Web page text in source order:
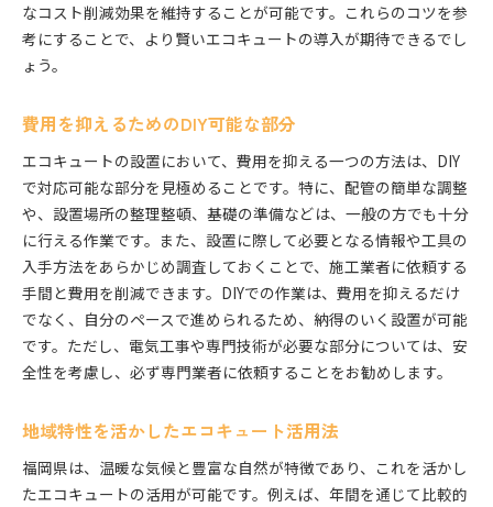
なコスト削減効果を維持することが可能です。これらのコツを参
考にすることで、より賢いエコキュートの導入が期待できるでし
ょう。
費用を抑えるためのDIY可能な部分
エコキュートの設置において、費用を抑える一つの方法は、DIY
で対応可能な部分を見極めることです。特に、配管の簡単な調整
や、設置場所の整理整頓、基礎の準備などは、一般の方でも十分
に行える作業です。また、設置に際して必要となる情報や工具の
入手方法をあらかじめ調査しておくことで、施工業者に依頼する
手間と費用を削減できます。DIYでの作業は、費用を抑えるだけ
でなく、自分のペースで進められるため、納得のいく設置が可能
です。ただし、電気工事や専門技術が必要な部分については、安
全性を考慮し、必ず専門業者に依頼することをお勧めします。
地域特性を活かしたエコキュート活用法
福岡県は、温暖な気候と豊富な自然が特徴であり、これを活かし
たエコキュートの活用が可能です。例えば、年間を通じて比較的